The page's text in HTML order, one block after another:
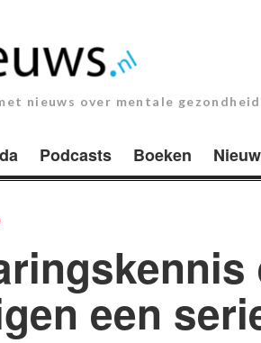
nieuws over mentale gezondheid
Podcasts Boeken
een